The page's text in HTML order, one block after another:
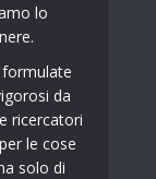
lo
da
ricercatori
le cose
solo di